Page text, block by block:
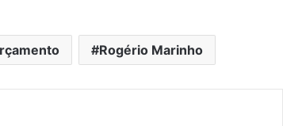
Rogério Marinho